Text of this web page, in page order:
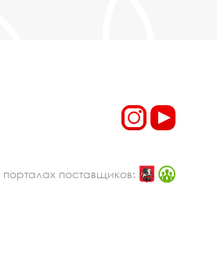
поставщиков: